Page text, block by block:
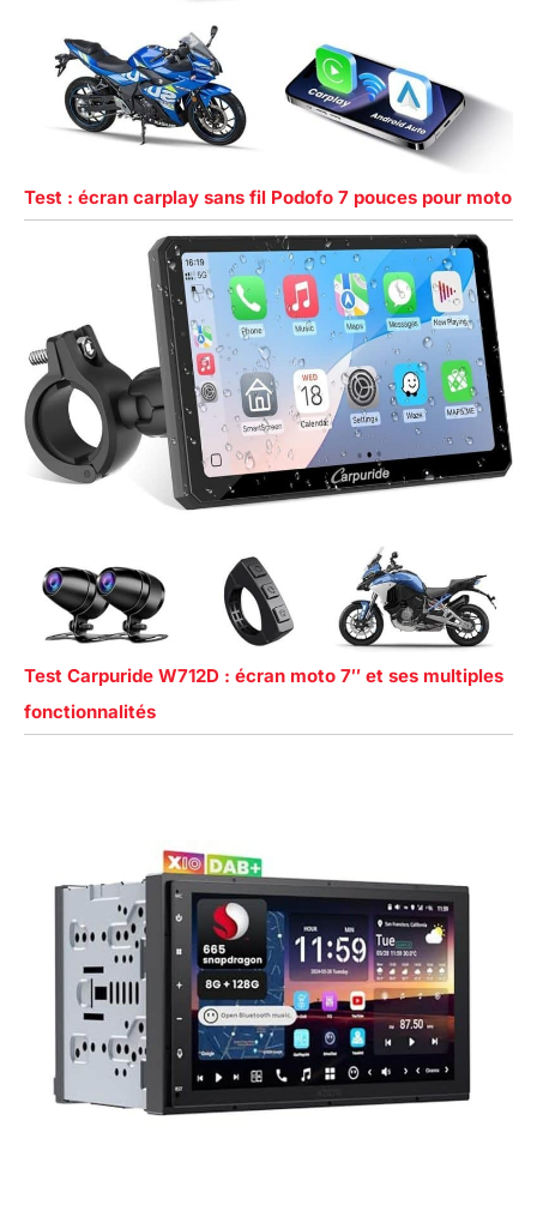
Test : écran carplay sans fil Podofo 7 pouces pour moto
Test Carpuride W712D : écran moto 7″ et ses multiples
fonctionnalités